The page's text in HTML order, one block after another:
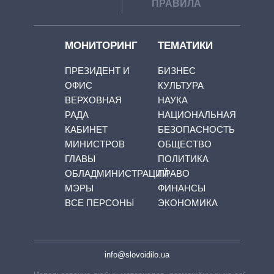
ПРАВИЛА
МОНИТОРИНГ
ПРЕЗИДЕНТ И
ОФИС
ВЕРХОВНАЯ
РАДА
КАБИНЕТ
МИНИСТРОВ
ГЛАВЫ
ОБЛАДМИНИСТРАЦИЙ
МЭРЫ
ВСЕ ПЕРСОНЫ
ТЕМАТИКИ
БИЗНЕС
КУЛЬТУРА
НАУКА
НАЦИОНАЛЬНАЯ
БЕЗОПАСНОСТЬ
ОБЩЕСТВО
ПОЛИТИКА
ПРАВО
ФИНАНСЫ
ЭКОНОМИКА
info@slovoidilo.ua